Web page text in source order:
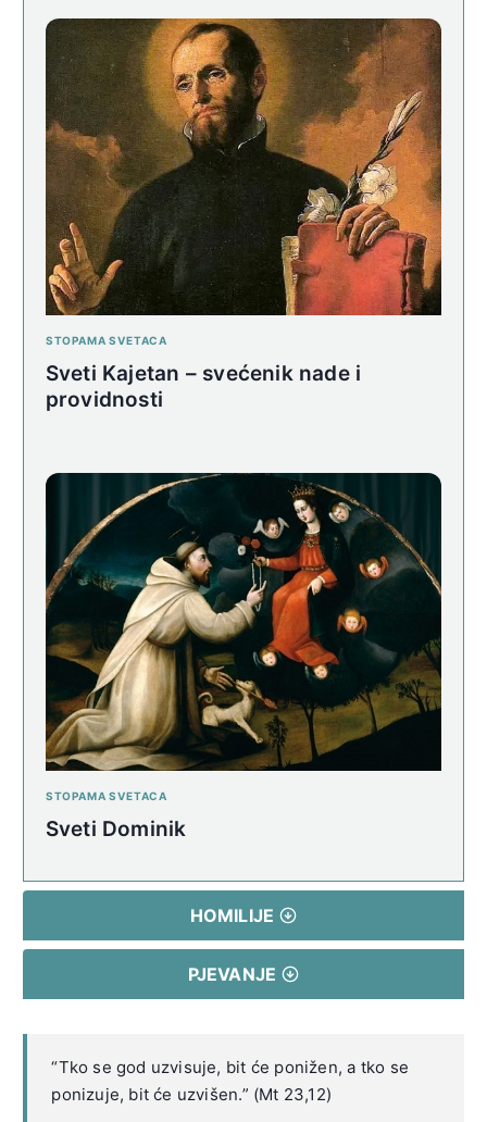
STOPAMA SVETACA
Sveti Kajetan – svećenik nade i
providnosti
STOPAMA SVETACA
Sveti Dominik
HOMILIJE
PJEVANJE
“Tko se god uzvisuje, bit će ponižen, a tko se
ponizuje, bit će uzvišen.” (Mt 23,12)